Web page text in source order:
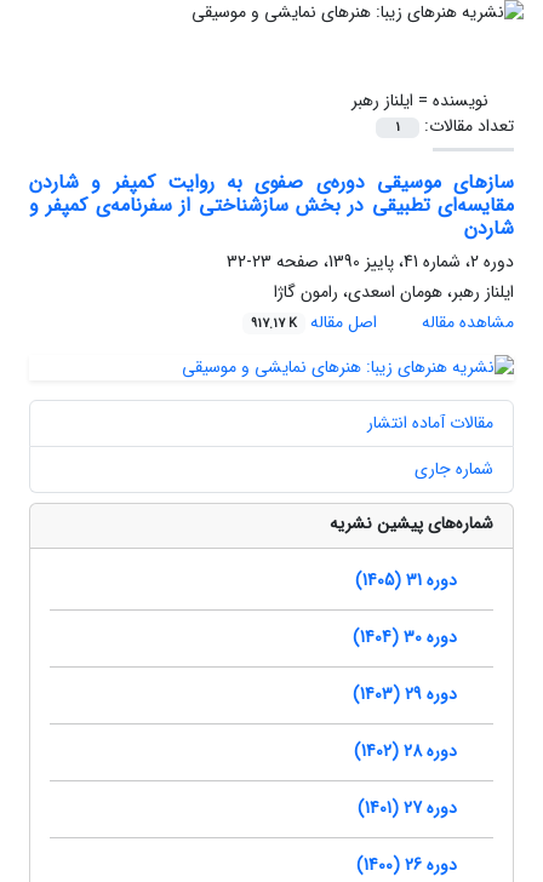
نویسنده = ایلناز رهبر
تعداد مقالات:
1
سازهای موسیقی دوره‌ی صفوی به روایت کمپفر و شاردن
مقایسه‌ای تطبیقی در بخش سازشناختی از سفرنامه‌ی کمپفر و
شاردن
دوره 2، شماره 41، پاییز 1390، صفحه
23-32
ایلناز رهبر، هومان اسعدی، رامون گاژا
مشاهده مقاله
اصل مقاله 917.17 K
مقالات آماده انتشار
شماره جاری
شماره‌های پیشین نشریه
دوره 31 (1405)
دوره 30 (1404)
دوره 29 (1403)
دوره 28 (1402)
دوره 27 (1401)
دوره 26 (1400)